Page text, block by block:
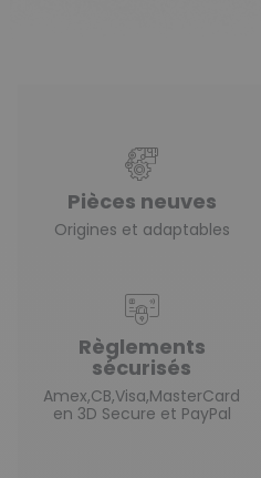
Pièces neuves
Origines et adaptables
Règlements
sécurisés
Amex,CB,Visa,MasterCard
en 3D Secure et PayPal